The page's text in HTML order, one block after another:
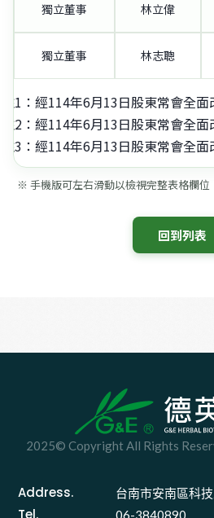
獨立董事 林立偉
獨立董事 林志聰
註1：經114年6月13日股東常會全面
註2：經114年6月13日股東常會全面
註3：經114年6月13日股東常會全面
※ 手機版可左右滑動以檢視完整表格欄位
回到列表
2025© Copyright All Rights
Address. 台南市安南區科
Tel. 06-3840890